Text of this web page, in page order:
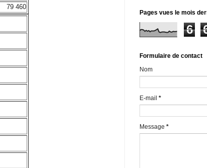
79 460
Pages vues le mois
6
Formulaire de contact
Nom
E-mail *
Message *